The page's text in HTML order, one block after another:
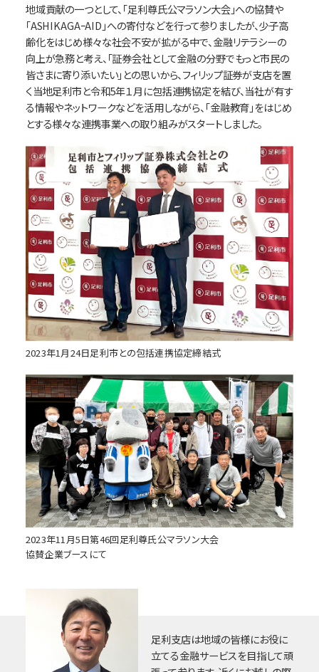
地域貢献の一つとして、「足利尊氏公マラソン大会」への協賛や
「ASHIKAGAｰAID」への寄付などを行って参りましたが、少子高
齢化をはじめ様々な社会不安が拡がる中で、金融リテラシーの
向上が急務と考え、「証券会社として金融の分野でもっと市民の
皆さまに寄り添いたい」との思いから、フィリップ証券が支店を置
く当地足利市と令和5年１月に包括連携協定を結び、当社が有す
る情報やネットワークなどを活用しながら、「金融教育」をはじめ
とする様々な連携事業への取り組みがスタートしました。
2023年1月24日足利市との包括連携協定締結式
2023年11月5日第46回足利尊氏公マラソン大会
協賛企業ブースにて
足利支店は地域の皆様にお役に
立てる金融サービスを目指して頑